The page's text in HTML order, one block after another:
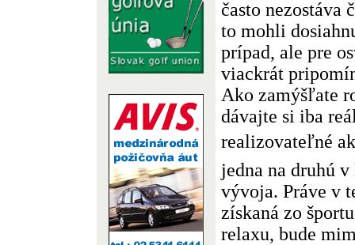
často nezostáva
to mohli
prípad, ale pre
viackrát
Ako zamýšľate
dávajte si iba
realizovateľné
jedna na druhú
vývoja. Práve v
získaná zo
relaxu, bude